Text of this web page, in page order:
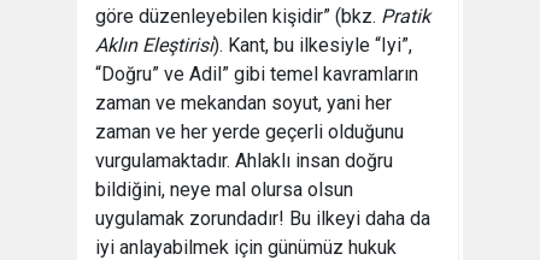
göre düzenleyebilen kişidir” (bkz. Pratik
Aklın Eleştirisi). Kant, bu ilkesiyle “Iyi”,
“Doğru” ve Adil” gibi temel kavramların
zaman ve mekandan soyut, yani her
zaman ve her yerde geçerli olduğunu
vurgulamaktadır. Ahlaklı insan doğru
bildiğini, neye mal olursa olsun
uygulamak zorundadır! Bu ilkeyi daha da
iyi anlayabilmek için günümüz hukuk